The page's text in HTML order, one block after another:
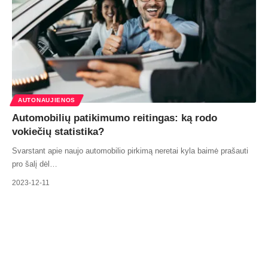
AUTONAUJIENOS
Automobilių patikimumo reitingas: ką rodo
vokiečių statistika?
Svarstant apie naujo automobilio pirkimą neretai kyla baimė prašauti
pro šalį dėl…
2023-12-11